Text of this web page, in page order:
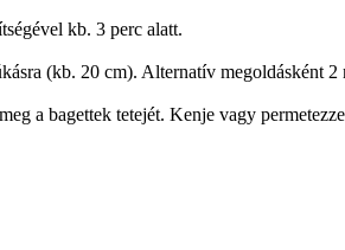
kb. 3 perc alatt.
(kb. 20 cm). Alternatív megoldásként
a bagettek tetejét. Kenje vagy